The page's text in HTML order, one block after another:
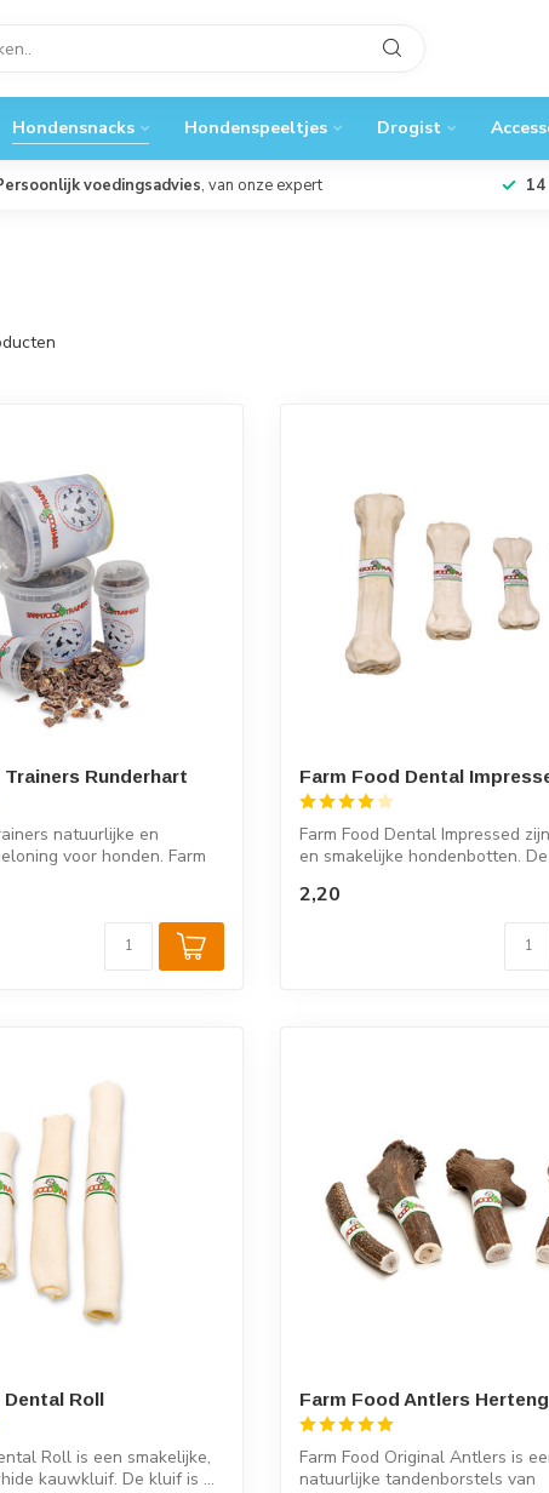
Hondensnacks Hondenspeeltjes Drogist
voedingsadvies, van onze expert 14
Runderhart
natuurlijke en
voor honden. Farm
Farm Food Dental
Farm Food Dental Impressed
en smakelijke hondenbotten. De
2,20
Roll
Roll is een smakelijke,
kauwkluif. De kluif is ...
Farm Food Antlers
Farm Food Original Antlers is
natuurlijke tandenborstels van